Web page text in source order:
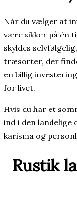
Når du vælger at
være sikker på én
skyldes
træsorter, der
en billig
for livet.
Hvis du har et
ind i den landelige
karisma og
Rustik